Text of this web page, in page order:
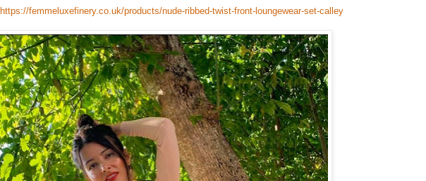
https://femmeluxefinery.co.uk/products/nude-ribbed-twist-front-loungewear-set-calley